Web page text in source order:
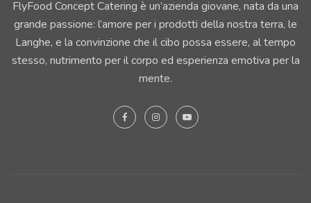
FlyFood Concept Catering è un’azienda giovane, nata da una
grande passione: l’amore per i prodotti della nostra terra, le
Langhe, e la convinzione che il cibo possa essere, al tempo
stesso, nutrimento per il corpo ed esperienza emotiva per la
mente.